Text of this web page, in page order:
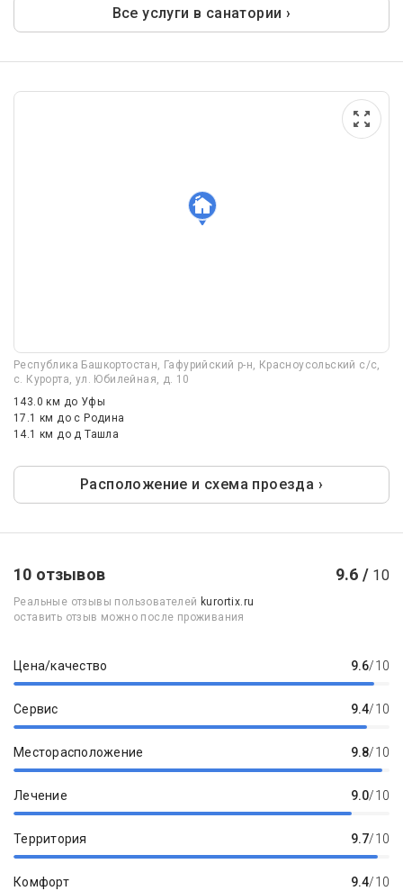
Все услуги в санатории ›
Республика Башкортостан, Гафурийский р-н, Красноусольский с/с,
с. Курорта, ул. Юбилейная, д. 10
143.0 км до Уфы
17.1 кмдо с Родина
14.1 кмдо д Ташла
Расположение и схема проезда ›
10 отзывов 9.6 / 10
Реальные отзывы пользователей kurortix.ru
оставить отзыв можно после проживания
Цена/качество 9.6/10
Сервис 9.4/10
Месторасположение 9.8/10
Лечение 9.0/10
Территория 9.7/10
Комфорт 9.4/10